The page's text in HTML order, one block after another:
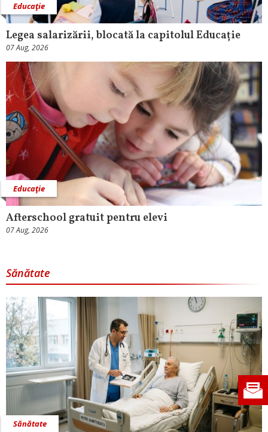
Educaţie
Legea salarizării, blocată la capitolul Educație
07 Aug, 2026
Educaţie
Afterschool gratuit pentru elevi
07 Aug, 2026
Sănătate
Sănătate